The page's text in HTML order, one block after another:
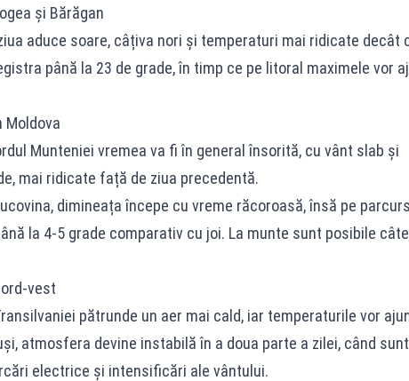
și Bărăgan
aduce soare, câțiva nori și temperaturi mai ridicate decât
până la 23 de grade, în timp ce pe litoral maximele vor
Moldova
Munteniei vremea va fi în general însorită, cu vânt slab și
mai ridicate față de ziua precedentă.
dimineața începe cu vreme răcoroasă, însă pe
la 4-5 grade comparativ cu joi. La munte sunt posibile
vest
pătrunde un aer mai cald, iar temperaturile vor
atmosfera devine instabilă în a doua parte a zilei, când sunt
electrice și intensificări ale vântului.